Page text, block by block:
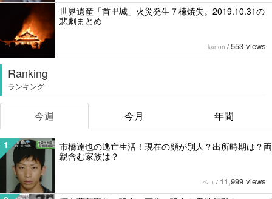
世界遺産「首里城」火災発生７棟焼失。2019.10.31の
悲劇まとめ
kanon / 553 views
Ranking
ランキング
今週 今月 年間
1
市橋達也の逃亡生活！現在の顔が別人？出所時期は？両
親含む家族は？
ペコ / 11,999 views